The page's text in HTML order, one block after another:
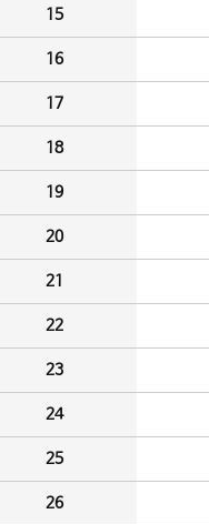
15
16
17
18
19
20
21
22
23
24
25
26